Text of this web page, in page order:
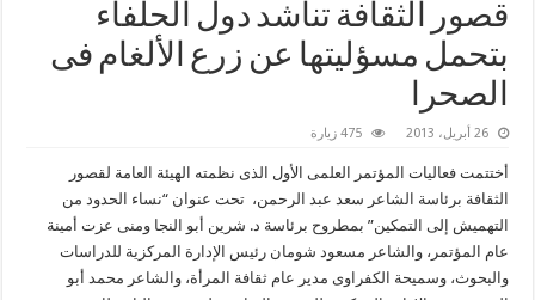
قصور الثقافة تناشد دول الحلفاء
بتحمل مسؤليتها عن زرع الألغام فى
الصحرا
26 أبريل، 2013 475 زيارة
أختتمت فعاليات المؤتمر العلمى الأول الذى نظمته الهيئة العامة لقصور
الثقافة برئاسة الشاعر سعد عبد الرحمن، تحت عنوان “نساء الحدود من
التهميش إلى التمكين” بمطروح برئاسة د. شرين أبو النجا ومنى عزت أمينة
عام المؤتمر، والشاعر مسعود شومان رئيس الإدارة المركزية للدراسات
والبحوث، وسميحة الكفراوى مدير عام ثقافة المرأة، والشاعر محمد أبو